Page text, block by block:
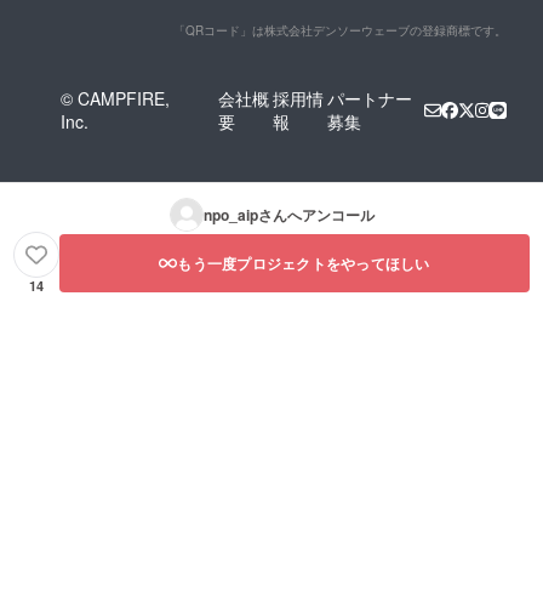
「QRコード」は株式会社デンソーウェーブの登録商標です。
© CAMPFIRE,
Inc.
会社概
要
採用情
報
パートナー
募集
npo_aipさんへアンコール
14
もう一度プロジェクトをやってほしい